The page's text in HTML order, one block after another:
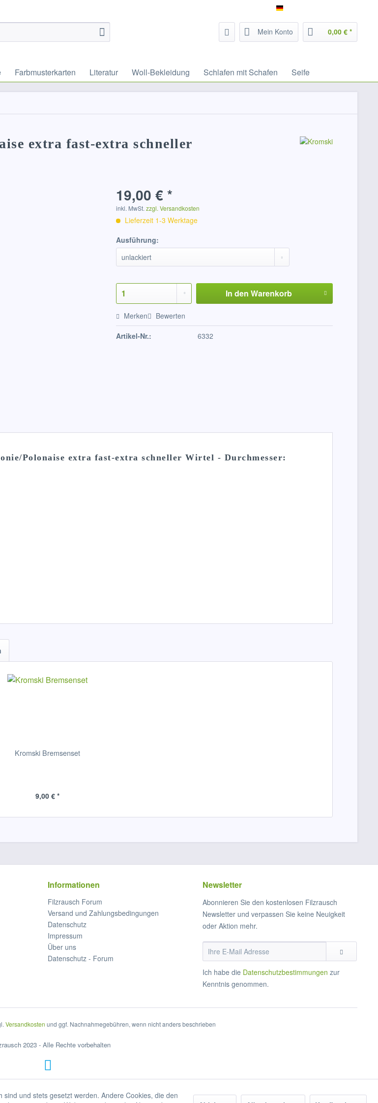
Mein Konto 0,00 € *
Farbmusterkarten Literatur Woll-Bekleidung Schlafen mit Schafen Seife
extra fast-extra schneller
19,00 € *
inkl. MwSt.zzgl. Versandkosten
Lieferzeit 1-3 Werktage
Ausführung:
In den Warenkorb
Merken Bewerten
Artikel-Nr.: 6332
Polonaise extra fast-extra schneller Wirtel - Durchmesser:
Kromski Bremsenset
9,00 € *
Informationen
Filzrausch Forum
Versand und Zahlungsbedingungen
Datenschutz
Impressum
Über uns
Datenschutz - Forum
Newsletter
Abonnieren Sie den kostenlosen Filzrausch
Newsletter und verpassen Sie keine Neuigkeit
oder Aktion mehr.
Ich habe die Datenschutzbestimmungen zur
Kenntnis genommen.
Versandkosten und ggf. Nachnahmegebühren, wenn nicht anders beschrieben
2023 - Alle Rechte vorbehalten
und stets gesetzt werden. Andere Cookies, die den